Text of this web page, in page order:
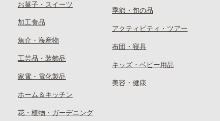
お菓子・スイーツ
加工食品
魚介・海産物
工芸品・装飾品
家電・電化製品
ホーム＆キッチン
花・植物・ガーデニング
季節・旬の品
アクティビティ・ツアー
布団・寝具
キッズ・ベビー用品
美容・健康